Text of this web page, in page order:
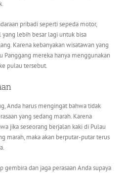
pribadi seperti sepeda motor,
lebih besar lagi untuk bisa
Karena kebanyakan wisatawan yang
Panggang mereka hanya menggunakan
pulau tersebut.
Anda harus mengingat bahwa tidak
yang sedang marah. Karena
jika seseorang berjalan kaki di Pulau
marah, maka akan berputar-putar terus
gembira dan jaga perasaan Anda supaya